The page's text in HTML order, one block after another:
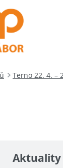
Terno 22. 4. –
Aktuality